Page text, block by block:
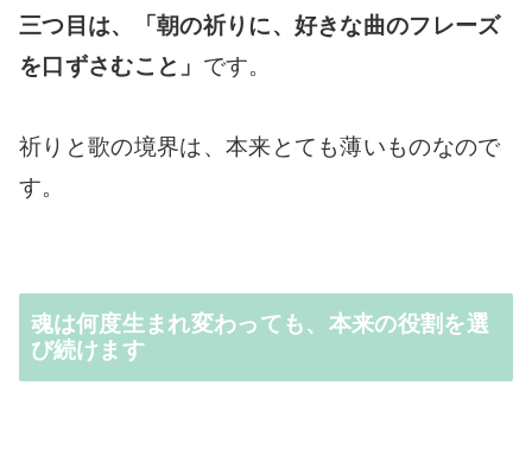
三つ目は、「朝の祈りに、好きな曲のフレーズ
を口ずさむこと」 です。
祈りと歌の境界は、本来とても薄いものなので
す。
魂は何度生まれ変わっても、本来の役割を選
び続けます